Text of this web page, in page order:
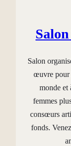
Salon
œuvre pour
monde et
femmes
consœurs
fonds.